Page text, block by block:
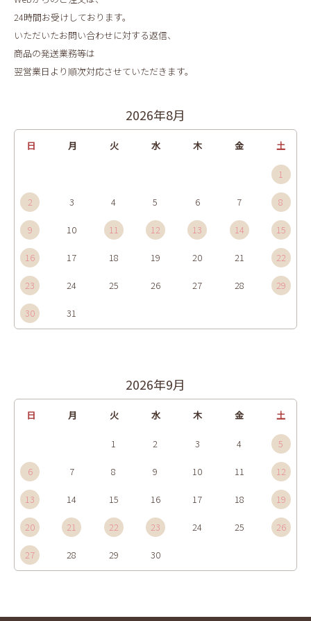
24時間お受けしております。
いただいたお問い合わせに対する返信、
商品の発送業務等は
翌営業日より順次対応させていただきます。
2026年8月
日 月 火 水 木 金 土
1
2 3 4 5 6 7 8
9 10 11 12 13 14 15
16 17 18 19 20 21 22
23 24 25 26 27 28 29
30 31
2026年9月
日 月 火 水 木 金 土
1 2 3 4 5
6 7 8 9 10 11 12
13 14 15 16 17 18 19
20 21 22 23 24 25 26
27 28 29 30